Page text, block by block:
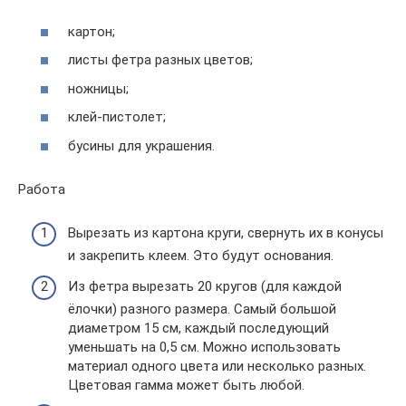
картон;
листы фетра разных цветов;
ножницы;
клей-пистолет;
бусины для украшения.
Работа
Вырезать из картона круги, свернуть их в конусы
и закрепить клеем. Это будут основания.
Из фетра вырезать 20 кругов (для каждой
ёлочки) разного размера. Самый большой
диаметром 15 см, каждый последующий
уменьшать на 0,5 см. Можно использовать
материал одного цвета или несколько разных.
Цветовая гамма может быть любой.